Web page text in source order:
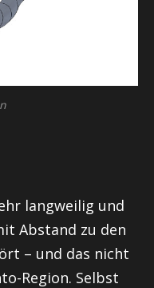
langweilig und
Abstand zu den
– und das nicht
Region. Selbst